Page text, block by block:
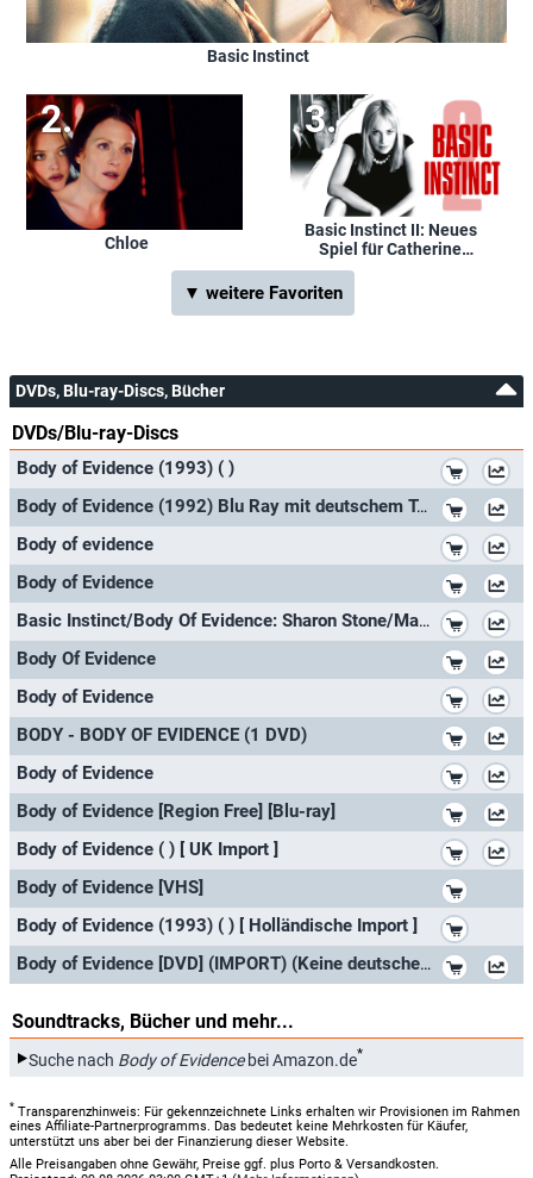
Basic Instinct
Chloe
Basic Instinct II: Neues
Spiel für Catherine
▼ weitere Favoriten
DVDs, Blu-ray-Discs, Bücher
DVDs/Blu-ray-Discs
Body of Evidence (1993) ( )
Body of Evidence (1992) Blu Ray mit deutschem Ton
Body of evidence
Body of Evidence
Basic Instinct/Body Of Evidence: Sharon Stone/Madonna - 2 On 1 - Pal VHS
Body Of Evidence
Body of Evidence
BODY - BODY OF EVIDENCE (1 DVD)
Body of Evidence
Body of Evidence [Region Free] [Blu-ray]
Body of Evidence ( ) [ UK Import ]
Body of Evidence [VHS]
Body of Evidence (1993) ( ) [ Holländische Import ]
Body of Evidence [DVD] (IMPORT) (Keine deutsche Version)
Soundtracks, Bücher und mehr...
Suche nach Body of Evidencebei Amazon.de*
* Transparenzhinweis: Für gekennzeichnete Links erhalten wir Provisionen im Rahmen
eines Affiliate-Partnerprogramms. Das bedeutet keine Mehrkosten für Käufer,
unterstützt uns aber bei der Finanzierung dieser Website.
Alle Preisangaben ohne Gewähr, Preise ggf. plus Porto & Versandkosten.